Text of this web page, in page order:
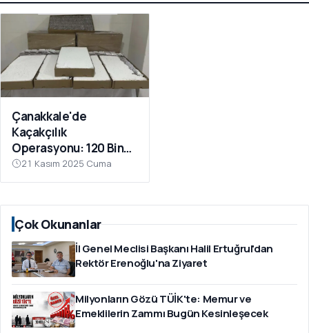
Çanakkale'de
Kaçakçılık
Operasyonu: 120 Bin
Dolu Makaron Ele
Geçirildi
21 Kasım 2025 Cuma
Çok Okunanlar
İl Genel Meclisi Başkanı Halil Ertuğrul'dan
Rektör Erenoğlu'na Ziyaret
Milyonların Gözü TÜİK'te: Memur ve
Emeklilerin Zammı Bugün Kesinleşecek